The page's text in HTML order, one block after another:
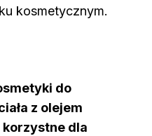
kosmetycznym.
do
z olejem
korzystne dla